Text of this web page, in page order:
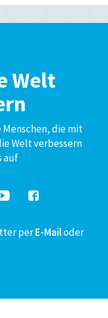
Welt
Menschen, die mit
Welt verbessern
auf
perE-Mailoder